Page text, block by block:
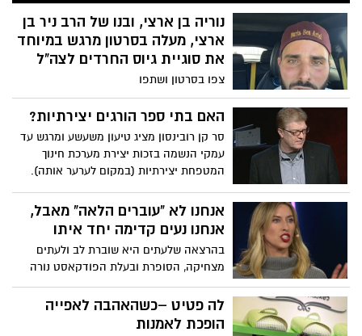
נוריה בן ארצי, ובנו של הרב ניר בן
ארצי, מעלה בסרטון מרגש במיוחד
את סוגיית גיוס החרדים לצה"ל
צפו בסרטון ושתפו
האם בתי ספר הורגים יצירתיות?
סר קן רובינסון מציג טיעון משעשע ומרגש עד
עמקי הנשמה בזכות יצירת מערכת חינוך
המטפחת יצירתיות (במקום לערער אותה).
אנחנו לא "עוברים הלאה" מאבל,
אנחנו נעים קדימה יחד איתו
בהרצאה שלעתים היא שוברת לב ולעתים
מצחיקה, הסופרת ובעלת הפודקאסט נורה
מקלנרי חולקת את חכמת החיים שלה. הגישה
הכנה שלה למשהו שעתיד, אם נודה בזה,
להשפיע על כונלו, היא משחררת כמו שהיא
לה פטיט –כשהאהבה לאפייה
הופכת לאמנות